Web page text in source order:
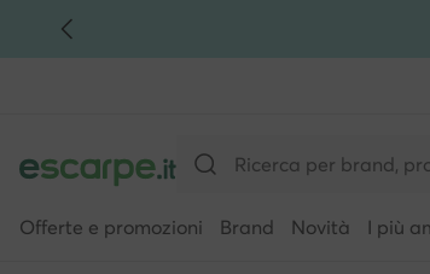
VAI AL CONTENUTO PRINCIPALE
Offerte e promozioni Brand Novità I più